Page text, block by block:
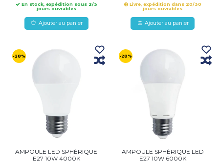
En stock, expédition sous 2/3
jours ouvrables
Ajouter au panier
Livre, expédition dans 20/30
jours ouvrables
Ajouter au panier
-28%
AMPOULE LED SPHÉRIQUE
E27 10W 4000K
-28%
AMPOULE SPHÉRIQUE LED
E27 10W 6000K